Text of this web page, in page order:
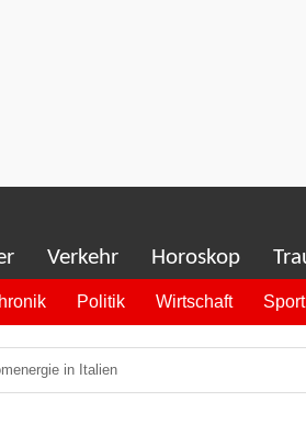
Verkehr Horoskop
Politik Wirtschaft Sport
in Italien